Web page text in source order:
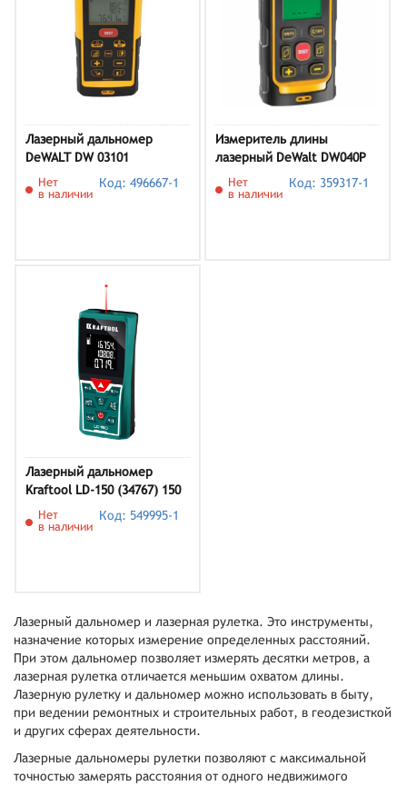
Лазерный дальномер
DeWALT DW 03101
Нет
в наличии
Код: 496667-1
Измеритель длины
лазерный DeWalt DW040P
Нет
в наличии
Код: 359317-1
Лазерный дальномер
Kraftool LD-150 (34767) 150
Нет
в наличии
Код: 549995-1
Лазерный дальномер и лазерная рулетка. Это инструменты,
назначение которых измерение определенных расстояний.
При этом дальномер позволяет измерять десятки метров, а
лазерная рулетка отличается меньшим охватом длины.
Лазерную рулетку и дальномер можно использовать в быту,
при ведении ремонтных и строительных работ, в геодезисткой
и других сферах деятельности.
Лазерные дальномеры рулетки позволяют с максимальной
точностью замерять расстояния от одного недвижимого